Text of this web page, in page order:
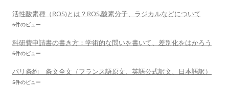
活性酸素種（ROS)とは？ROS,酸素分子、ラジカルなどについて
6件のビュー
科研費申請書の書き方：学術的な問いを書いて、差別化をはかろう
6件のビュー
パリ条約 条文全文（フランス語原文、英語公式訳文、日本語訳）
5件のビュー